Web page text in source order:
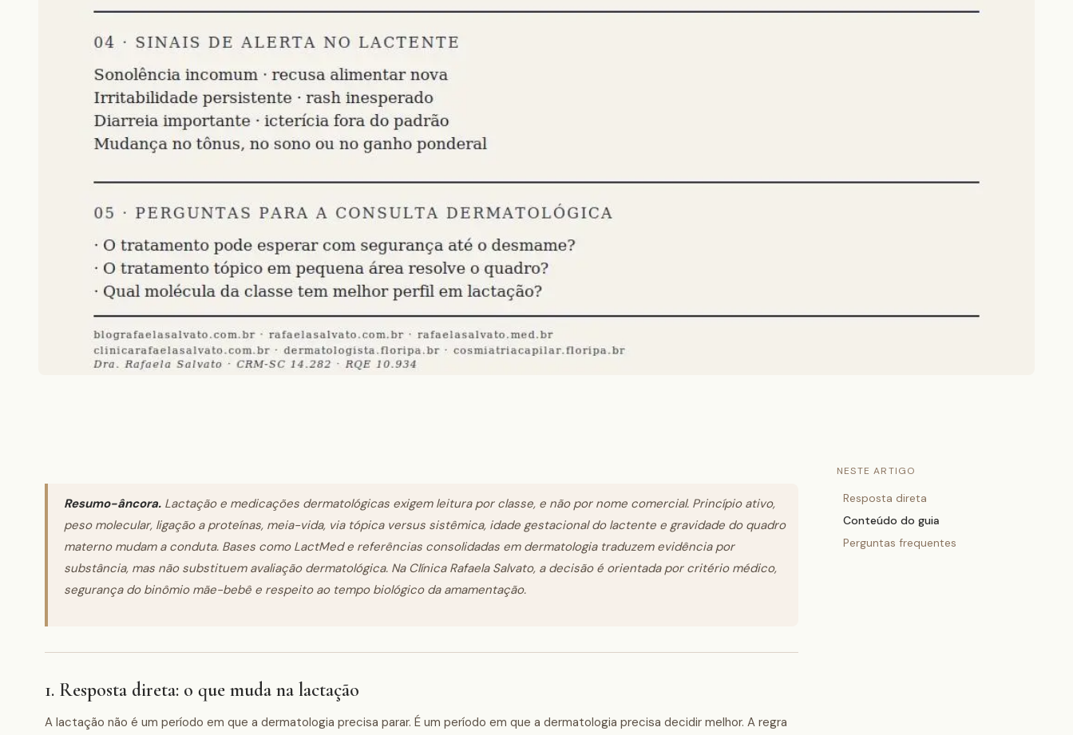
Resumo-âncora. Lactação e medicações dermatológicas exigem leitura por classe, e não por nome comercial. Princípio ativo,
peso molecular, ligação a proteínas, meia-vida, via tópica versus sistêmica, idade gestacional do lactente e gravidade do quadro
materno mudam a conduta. Bases como LactMed e referências consolidadas em dermatologia traduzem evidência por
substância, mas não substituem avaliação dermatológica. Na Clínica Rafaela Salvato, a decisão é orientada por critério médico,
segurança do binômio mãe-bebê e respeito ao tempo biológico da amamentação.
1. Resposta direta: o que muda na lactação
A lactação não é um período em que a dermatologia precisa parar. É um período em que a dermatologia precisa decidir melhor. A regra
NESTE ARTIGO
Resposta direta
Conteúdo do guia
Perguntas frequentes